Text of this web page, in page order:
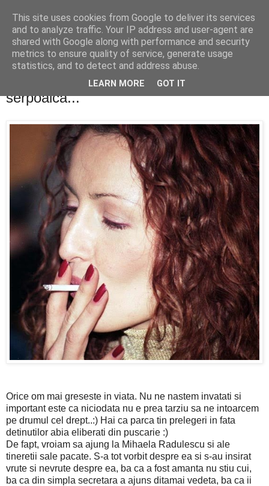
PentruDive.ro
luni, 23 noiembrie 2009
Pe vremea cand Raduleasca fuma ca o
serpoaica...
Orice om mai greseste in viata. Nu ne nastem invatati si
important este ca niciodata nu e prea tarziu sa ne intoarcem
pe drumul cel drept..:) Hai ca parca tin prelegeri in fata
detinutilor abia eliberati din puscarie :)
De fapt, vroiam sa ajung la Mihaela Radulescu si ale
tineretii sale pacate. S-a tot vorbit despre ea si s-au insirat
vrute si nevrute despre ea, ba ca a fost amanta nu stiu cui,
ba ca din simpla secretara a ajuns ditamai vedeta, ba ca ii
This site uses cookies from Google to deliver its services
and to analyze traffic. Your IP address and user-agent are
shared with Google along with performance and security
metrics to ensure quality of service, generate usage
statistics, and to detect and address abuse.
LEARN MORE GOT IT